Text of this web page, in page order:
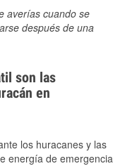
averías cuando se
después de una
son las
en
los huracanes y las
energía de emergencia